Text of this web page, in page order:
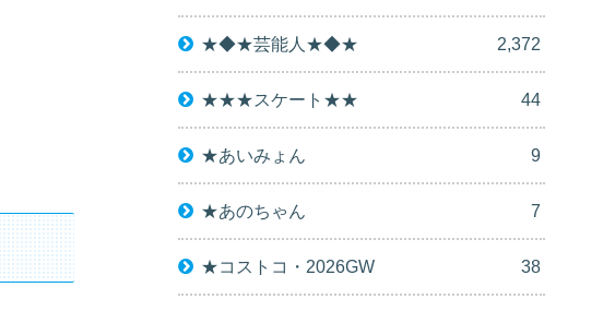
★◆★芸能人★◆★ 2,372
★★★スケート★★ 44
★あいみょん 9
★あのちゃん 7
★コストコ・2026GW 38